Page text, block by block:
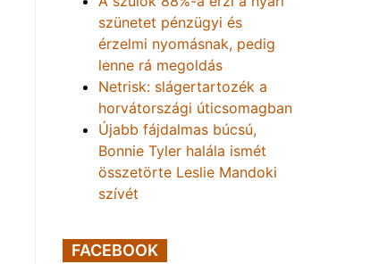
szünetet pénzügyi és
érzelmi nyomásnak, pedig
lenne rá megoldás
Netrisk: slágertartozék a
horvátországi úticsomagban
Újabb fájdalmas búcsú,
Bonnie Tyler halála ismét
összetörte Leslie Mandoki
szívét
FACEBOOK